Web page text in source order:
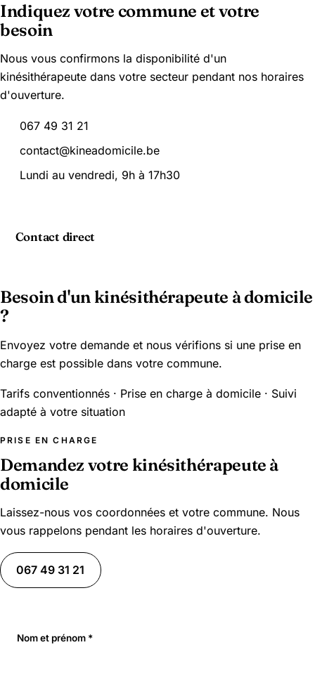
Indiquez votre commune et votre
besoin
Nous vous confirmons la disponibilité d'un
kinésithérapeute dans votre secteur pendant nos horaires
d'ouverture.
067 49 31 21
contact@kineadomicile.be
Lundi au vendredi, 9h à 17h30
Contact direct
Besoin d'un kinésithérapeute à domicile
?
Envoyez votre demande et nous vérifions si une prise en
charge est possible dans votre commune.
Tarifs conventionnés · Prise en charge à domicile · Suivi
adapté à votre situation
PRISE EN CHARGE
Demandez votre kinésithérapeute à
domicile
Laissez-nous vos coordonnées et votre commune. Nous
vous rappelons pendant les horaires d'ouverture.
067 49 31 21
Nom et prénom *